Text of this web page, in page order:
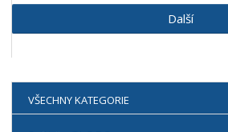
Další
VŠECHNY KATEGORIE